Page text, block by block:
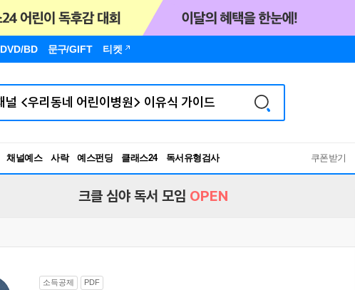
DVD/BD 문구/GIFT 티켓
채널예스 사락 예스펀딩 클래스24
독서유형검사
RBTI Lab
쿠폰받기
크클 심야 독서 모임 OPEN
소득공제 PDF